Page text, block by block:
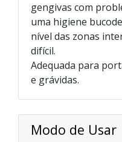
gengivas com
uma higiene
nível das zonas
difícil.
Adequada para
e grávidas.
Modo de Usar